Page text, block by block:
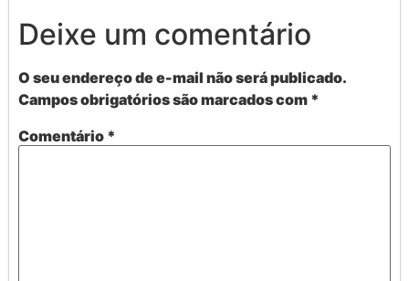
Deixe um comentário
O seu endereço de e-mail não será publicado.
Campos obrigatórios são marcados com *
Comentário *